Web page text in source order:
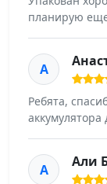
планирую еще
А
Ребята,
А Али